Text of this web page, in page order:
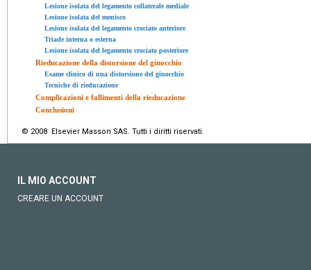
Lesione isolata del legamento collaterale mediale
Lesione isolata del menisco
Lesione isolata del legamento crociato anteriore
Triade interna o esterna
Lesione isolata del legamento crociato posteriore
Rieducazione della distorsione del ginocchio
Esame clinico di una distorsione del ginocchio
Tecniche di rieducazione
Complicazioni e fallimenti della rieducazione
Conclusioni
© 2008 Elsevier Masson SAS. Tutti i diritti riservati.
IL MIO ACCOUNT
CREARE UN ACCOUNT